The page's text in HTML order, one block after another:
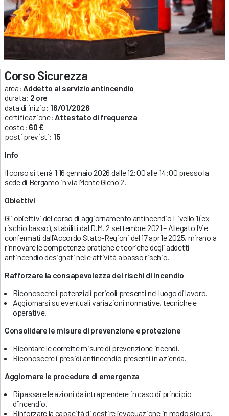
Corso Sicurezza
area: Addetto al servizio antincendio
durata: 2 ore
data di inizio: 16/01/2026
certificazione: Attestato di frequenza
costo: 60 €
posti previsti: 15
Info
Il corso si terrà il 16 gennaio 2026 dalle 12:00 alle 14:00 presso la
sede di Bergamo in via Monte Gleno 2.
Obiettivi
Gli obiettivi del corso di aggiornamento antincendio Livello 1 (ex
rischio basso), stabiliti dal D.M. 2 settembre 2021 – Allegato IV e
confermati dall’Accordo Stato-Regioni del 17 aprile 2025, mirano a
rinnovare le competenze pratiche e teoriche degli addetti
antincendio designati nelle attività a basso rischio.
Rafforzare la consapevolezza dei rischi di incendio
Riconoscere i potenziali pericoli presenti nel luogo di lavoro.
Aggiornarsi su eventuali variazioni normative, tecniche e
operative.
Consolidare le misure di prevenzione e protezione
Ricordare le corrette misure di prevenzione incendi.
Riconoscere i presidi antincendio presenti in azienda.
Aggiornare le procedure di emergenza
Ripassare le azioni da intraprendere in caso di principio
d’incendio.
Rinforzare la capacità di gestire l’evacuazione in modo sicuro.